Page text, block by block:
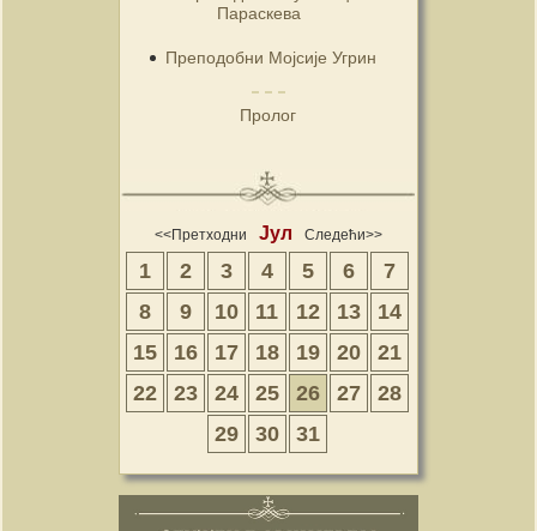
Параскева
Преподобни Мојсије Угрин
Пролог
<<Претходни Јул Следећи>>
1 2 3 4 5 6
7
8
9 10 11 12 13
14
15
16 17 18 19 20
21
22
23 24 25 26 27
28
29
30 31